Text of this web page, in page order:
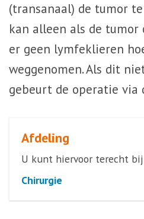
(transanaal) de tumor
kan alleen als de
er geen lymfeklieren
weggenomen. Als dit
gebeurt de operatie via
Afdeling
U kunt hiervoor terecht bij
Chirurgie